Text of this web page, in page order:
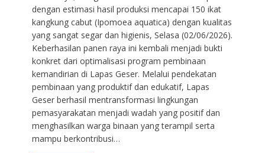
dengan estimasi hasil produksi mencapai 150 ikat
kangkung cabut (Ipomoea aquatica) dengan kualitas
yang sangat segar dan higienis, Selasa (02/06/2026).
Keberhasilan panen raya ini kembali menjadi bukti
konkret dari optimalisasi program pembinaan
kemandirian di Lapas Geser. Melalui pendekatan
pembinaan yang produktif dan edukatif, Lapas
Geser berhasil mentransformasi lingkungan
pemasyarakatan menjadi wadah yang positif dan
menghasilkan warga binaan yang terampil serta
mampu berkontribusi…